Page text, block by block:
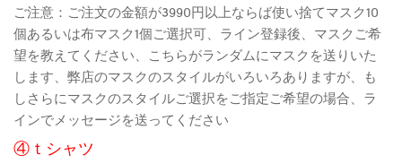
ご注意：ご注文の金額が3990円以上ならば使い捨てマスク10
個あるいは布マスク1個ご選択可、ライン登録後、マスクご希
望を教えてください、こちらがランダムにマスクを送りいた
します、弊店のマスクのスタイルがいろいろありますが、も
しさらにマスクのスタイルご選択をご指定ご希望の場合、ラ
インでメッセージを送ってください
④ｔシャツ